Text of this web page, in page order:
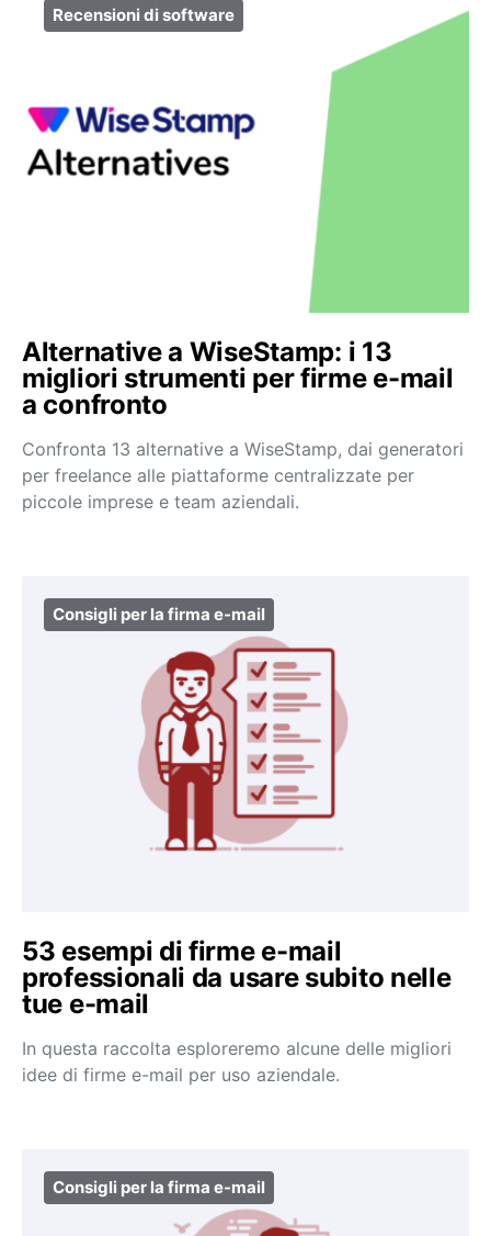
Recensioni di software
Alternative a WiseStamp: i 13
migliori strumenti per firme e-mail
a confronto
Confronta 13 alternative a WiseStamp, dai generatori
per freelance alle piattaforme centralizzate per
piccole imprese e team aziendali.
Consigli per la firma e-mail
53 esempi di firme e-mail
professionali da usare subito nelle
tue e-mail
In questa raccolta esploreremo alcune delle migliori
idee di firme e-mail per uso aziendale.
Consigli per la firma e-mail